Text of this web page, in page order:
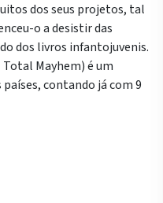
dos seus projetos, tal
o a desistir das
dos livros infantojuvenis.
Mayhem) é um
contando já com 9